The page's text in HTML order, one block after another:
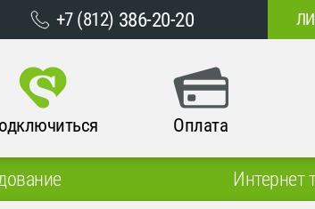
+7 (812) 386-20-20
Оплата
Интернет